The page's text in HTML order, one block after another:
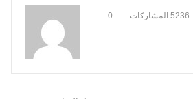
5236 المشاركات 0